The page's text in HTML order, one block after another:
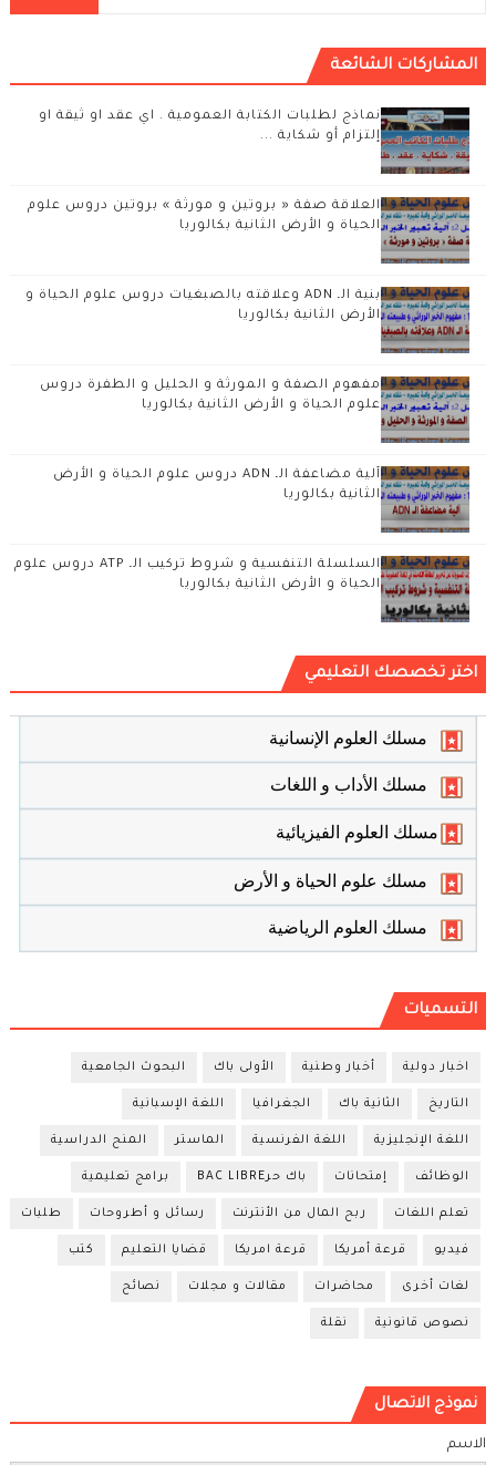
المشاركات الشائعة
نماذج لطلبات الكتابة العمومية . اي عقد او ثيقة او
إلتزام أو شكاية ...
العلاقة صفة « بروتين و مورثة » بروتين دروس علوم
الحياة و الأرض الثانية بكالوريا
بنية الـ ADN وعلاقته بالصبغيات دروس علوم الحياة و
الأرض الثانية بكالوريا
مفهوم الصفة و المورثة و الحليل و الطفرة دروس
علوم الحياة و الأرض الثانية بكالوريا
آلية مضاعفة الـ ADN دروس علوم الحياة و الأرض
الثانية بكالوريا
السلسلة التنفسية و شروط تركيب الـ ATP دروس علوم
الحياة و الأرض الثانية بكالوريا
اختر تخصصك التعليمي
مسلك العلوم الإنسانية
مسلك الأداب و اللغات
مسلك العلوم الفيزيائية
مسلك علوم الحياة و الأرض
مسلك العلوم الرياضية
التسميات
اخبار دولية أخبار وطنية الأولى باك البحوث الجامعية
التاريخ الثانية باك الجغرافيا اللغة الإسبانية
اللغة الإنجليزية اللغة الفرنسية الماستر المنح الدراسية
الوظائف إمتحانات باك حرBAC LIBRE برامج تعليمية
تعلم اللغات ربح المال من الأنترنت رسائل و أطروحات طلبات
فيديو قرعة أمريكا قرعة امريكا قضايا التعليم كتب
لغات أخرى محاضرات مقالات و مجلات نصائح
نصوص قانونية نقلة
نموذج الاتصال
الاسم